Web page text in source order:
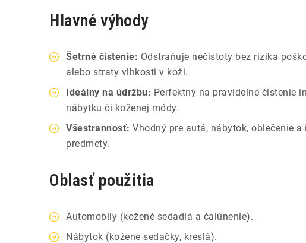
Hlavné výhody
Šetrné čistenie: Odstraňuje nečistoty bez rizika
alebo straty vlhkosti v koži.
Ideálny na údržbu: Perfektný na pravidelné čistenie
nábytku či koženej módy.
Všestrannosť: Vhodný pre autá, nábytok, oblečenie a
predmety.
Oblasť použitia
Automobily (kožené sedadlá a čalúnenie).
Nábytok (kožené sedačky, kreslá).